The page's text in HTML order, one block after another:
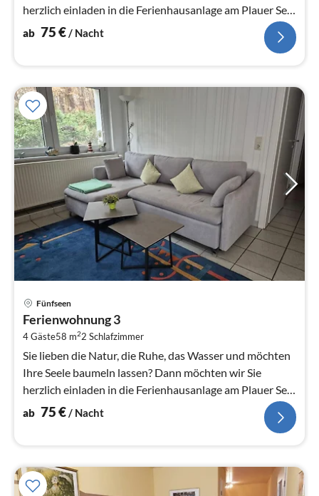
herzlich einladen in die Ferienhausanlage am Plauer See
zu kommen.
ab 75€/ Nacht
Fünfseen
Ferienwohnung 3
4 Gäste58 m22 Schlafzimmer
Sie lieben die Natur, die Ruhe, das Wasser und möchten
Ihre Seele baumeln lassen? Dann möchten wir Sie
herzlich einladen in die Ferienhausanlage am Plauer See
zu kommen.
ab 75€/ Nacht